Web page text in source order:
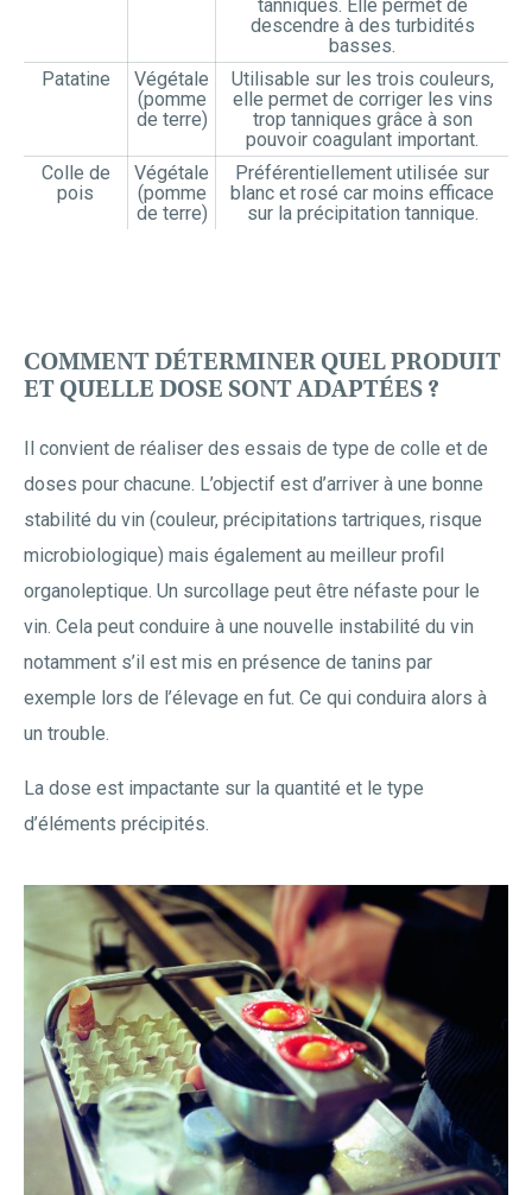
tanniques. Elle permet de
descendre à des turbidités
basses.
Patatine
Végétale
(pomme
de terre)
Utilisable sur les trois couleurs,
elle permet de corriger les vins
trop tanniques grâce à son
pouvoir coagulant important.
Colle de
pois
Végétale
(pomme
de terre)
Préférentiellement utilisée sur
blanc et rosé car moins efficace
sur la précipitation tannique.
COMMENT DÉTERMINER QUEL PRODUIT
ET QUELLE DOSE SONT ADAPTÉES ?
Il convient de réaliser des essais de type de colle et de
doses pour chacune. L’objectif est d’arriver à une bonne
stabilité du vin (couleur, précipitations tartriques, risque
microbiologique) mais également au meilleur profil
organoleptique. Un surcollage peut être néfaste pour le
vin. Cela peut conduire à une nouvelle instabilité du vin
notamment s’il est mis en présence de tanins par
exemple lors de l’élevage en fut. Ce qui conduira alors à
un trouble.
La dose est impactante sur la quantité et le type
d’éléments précipités.